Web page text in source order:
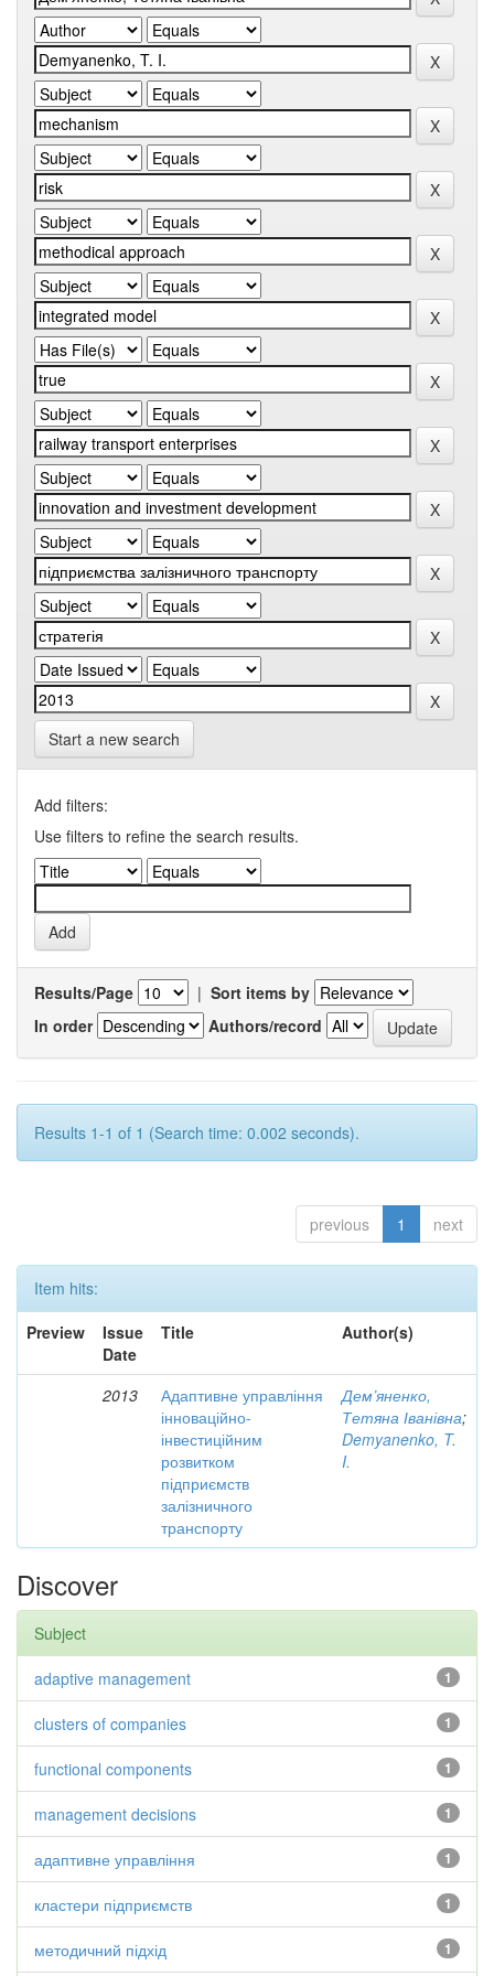
Start a new search
Add filters:
Use filters to refine the search results.
Results/Page | Sort items by
In order
Authors/record
Results 1-1 of 1 (Search time: 0.002 seconds).
previous 1 next
Item hits:
Preview
Issue
Date
Title Author(s)
2013
Адаптивне управління
інноваційно-
інвестиційним
розвитком
підприємств
залізничного
транспорту
Дем’яненко,
Тетяна Іванівна;
Demyanenko, T.
I.
Discover
Subject
1
adaptive management
1
clusters of companies
1
functional components
1
management decisions
1
адаптивне управління
1
кластери підприємств
1
методичний підхід